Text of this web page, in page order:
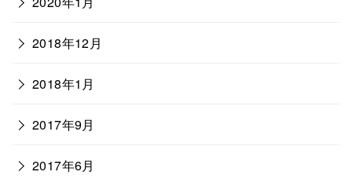
2018年12月
2018年1月
2017年9月
2017年6月